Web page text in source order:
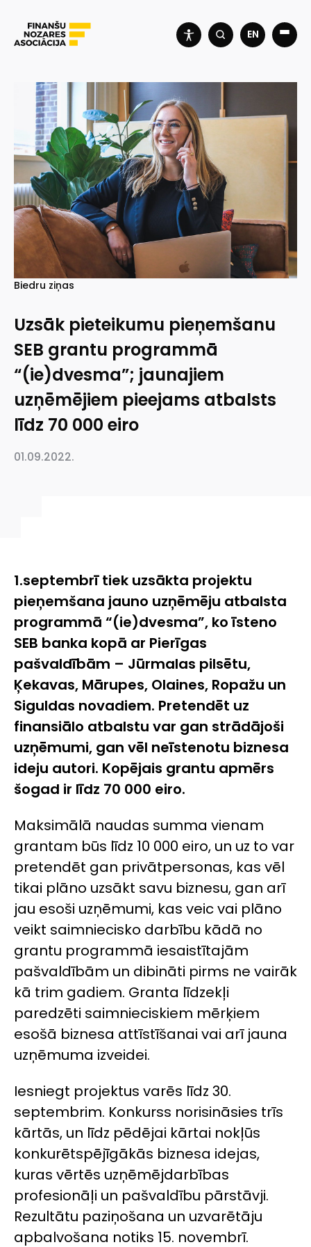
EN
Biedru ziņas
Uzsāk pieteikumu pieņemšanu
SEB grantu programmā
“(ie)dvesma”; jaunajiem
uzņēmējiem pieejams atbalsts
līdz 70 000 eiro
01.09.2022.
1.septembrī tiek uzsākta projektu
pieņemšana jauno uzņēmēju atbalsta
programmā “(ie)dvesma”, ko īsteno
SEB banka kopā ar Pierīgas
pašvaldībām – Jūrmalas pilsētu,
Ķekavas, Mārupes, Olaines, Ropažu un
Siguldas novadiem. Pretendēt uz
finansiālo atbalstu var gan strādājoši
uzņēmumi, gan vēl neīstenotu biznesa
ideju autori. Kopējais grantu apmērs
šogad ir līdz 70 000 eiro.
Maksimālā naudas summa vienam
grantam būs līdz 10 000 eiro, un uz to var
pretendēt gan privātpersonas, kas vēl
tikai plāno uzsākt savu biznesu, gan arī
jau esoši uzņēmumi, kas veic vai plāno
veikt saimniecisko darbību kādā no
grantu programmā iesaistītajām
pašvaldībām un dibināti pirms ne vairāk
kā trim gadiem. Granta līdzekļi
paredzēti saimnieciskiem mērķiem
esošā biznesa attīstīšanai vai arī jauna
uzņēmuma izveidei.
Iesniegt projektus varēs līdz 30.
septembrim. Konkurss norisināsies trīs
kārtās, un līdz pēdējai kārtai nokļūs
konkurētspējīgākās biznesa idejas,
kuras vērtēs uzņēmējdarbības
profesionāļi un pašvaldību pārstāvji.
Rezultātu paziņošana un uzvarētāju
apbalvošana notiks 15. novembrī.